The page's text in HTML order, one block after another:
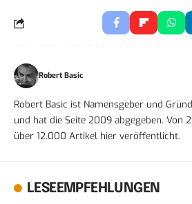
Robert Basic
Robert Basic ist Namensgeber und
und hat die Seite 2009 abgegeben. Von
über 12.000 Artikel hier veröffentlicht.
LESEEMPFEHLUNGEN